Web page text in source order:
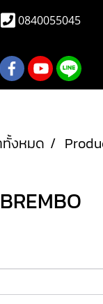
0840055045
งหมด
BREMBO